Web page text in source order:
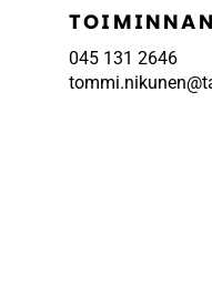
045 131 2646